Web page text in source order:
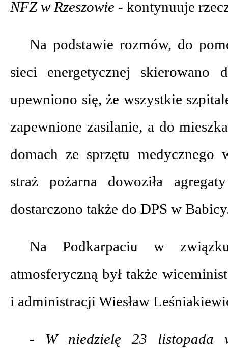
NFZ w Rzeszowie - kontynuuje
Na podstawie rozmów, do
sieci energetycznej skierowano
upewniono się, że wszystkie
zapewnione zasilanie, a do
domach ze sprzętu medycznego
straż pożarna dowoziła
dostarczono także do DPS w
Na Podkarpaciu w
atmosferyczną był także
i administracji Wiesław
- W niedzielę 23 listopada